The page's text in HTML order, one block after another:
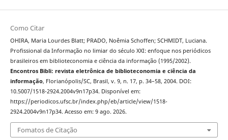
Como Citar
OHIRA, Maria Lourdes Blatt; PRADO, Noêmia Schoffen; SCHMIDT, Luciana.
Profissional da Informação no limiar do século XXI: enfoque nos periódicos
brasileiros em biblioteconomia e ciência da informação (1995/2002).
Encontros Bibli: revista eletrônica de biblioteconomia e ciência da
informação, Florianópolis/SC, Brasil, v. 9, n. 17, p. 34–58, 2004. DOI:
10.5007/1518-2924.2004v9n17p34. Disponível em:
https://periodicos.ufsc.br/index.php/eb/article/view/1518-
2924.2004v9n17p34. Acesso em: 9 ago. 2026.
Fomatos de Citação